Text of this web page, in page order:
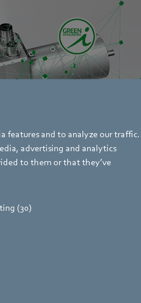
features and to analyze our traffic.
advertising and analytics
to them or that they’ve
(30)